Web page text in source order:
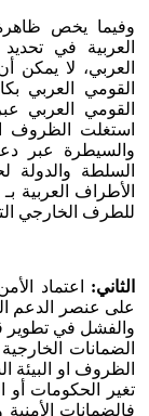
وفيما يخص ظاهرة
العربية في
العربي، لا يمكن
القومي العربي
القومي العربي
استغلت الظروف
والسيطرة عبر
السلطة
الأطراف العربية
للطرف الخارجي
الثاني: اعتماد
على عنصر الدعم
والفشل في تطوير
الضمانات
الظروف او البيئة
تغير الحكومات أو
فالضمانات